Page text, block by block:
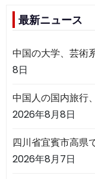
最新ニュース
中国の大学、芸術
8日
中国人の国内旅行
2026年8月8日
四川省宜賓市高
2026年8月7日